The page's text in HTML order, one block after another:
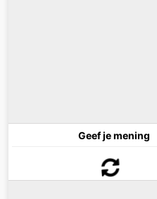
Geef je mening